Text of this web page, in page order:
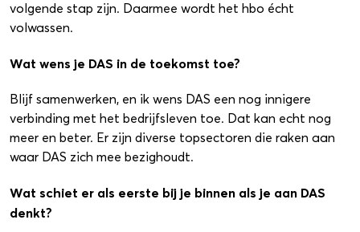
volgende stap zijn. Daarmee wordt het hbo écht
volwassen.
Wat wens je DAS in de toekomst toe?
Blijf samenwerken, en ik wens DAS een nog innigere
verbinding met het bedrijfsleven toe. Dat kan echt nog
meer en beter. Er zijn diverse topsectoren die raken aan
waar DAS zich mee bezighoudt.
Wat schiet er als eerste bij je binnen als je aan DAS
denkt?